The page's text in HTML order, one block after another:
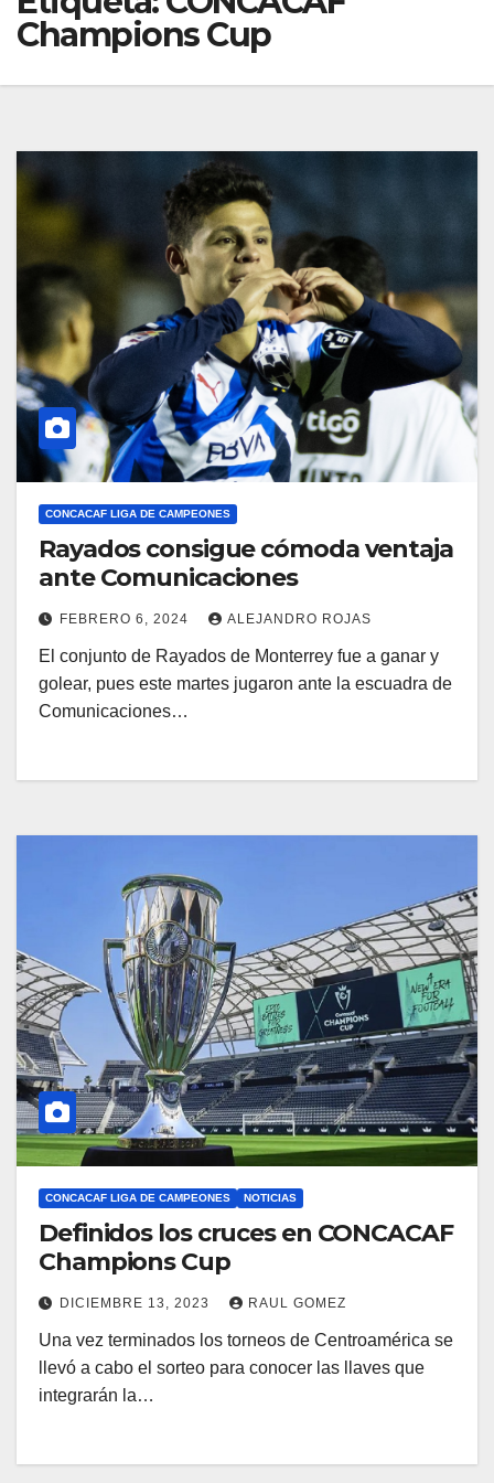
Champions Cup
CONCACAF LIGA DE CAMPEONES
Rayados consigue cómoda ventaja
ante Comunicaciones
FEBRERO 6, 2024 ALEJANDRO ROJAS
El conjunto de Rayados de Monterrey fue a ganar y
golear, pues este martes jugaron ante la escuadra de
Comunicaciones…
CONCACAF LIGA DE CAMPEONES NOTICIAS
Definidos los cruces en CONCACAF
Champions Cup
DICIEMBRE 13, 2023 RAUL GOMEZ
Una vez terminados los torneos de Centroamérica se
llevó a cabo el sorteo para conocer las llaves que
integrarán la…